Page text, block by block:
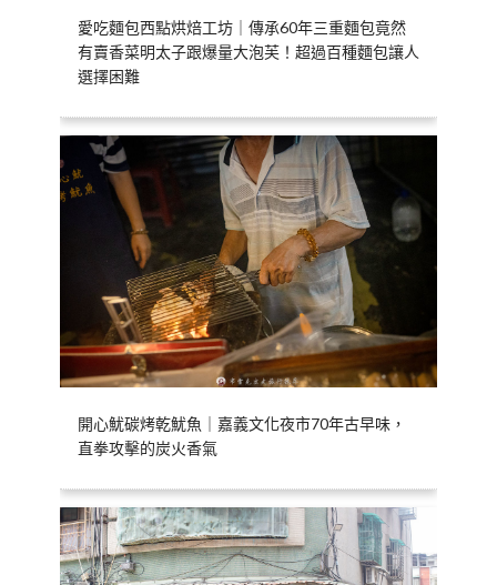
愛吃麵包西點烘焙工坊｜傳承60年三重麵包竟然
有賣香菜明太子跟爆量大泡芙！超過百種麵包讓人
選擇困難
開心魷碳烤乾魷魚｜嘉義文化夜市70年古早味，
直拳攻擊的炭火香氣